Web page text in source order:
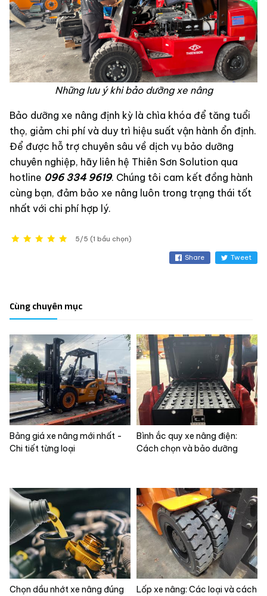
Những lưu ý khi bảo dưỡng xe nâng
Bảo dưỡng xe nâng định kỳ là chìa khóa để tăng tuổi
thọ, giảm chi phí và duy trì hiệu suất vận hành ổn định.
Để được hỗ trợ chuyên sâu về dịch vụ bảo dưỡng
chuyên nghiệp, hãy liên hệ Thiên Sơn Solution qua
hotline 096 334 9619. Chúng tôi cam kết đồng hành
cùng bạn, đảm bảo xe nâng luôn trong trạng thái tốt
nhất với chi phí hợp lý.
5/5 (1 bầu chọn)
Share Tweet
Cùng chuyên mục
Bảng giá xe nâng mới nhất -
Chi tiết từng loại
Bình ắc quy xe nâng điện:
Cách chọn và bảo dưỡng
Chọn dầu nhớt xe nâng đúng
Lốp xe nâng: Các loại và cách